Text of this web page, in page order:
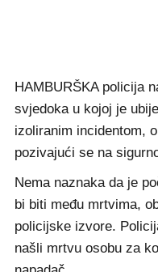
HAMBURŠKA policija
svjedoka u kojoj je
izoliranim incidentom,
pozivajući se na
Nema naznaka da je
bi biti među mrtvima,
policijske izvore.
našli mrtvu osobu za